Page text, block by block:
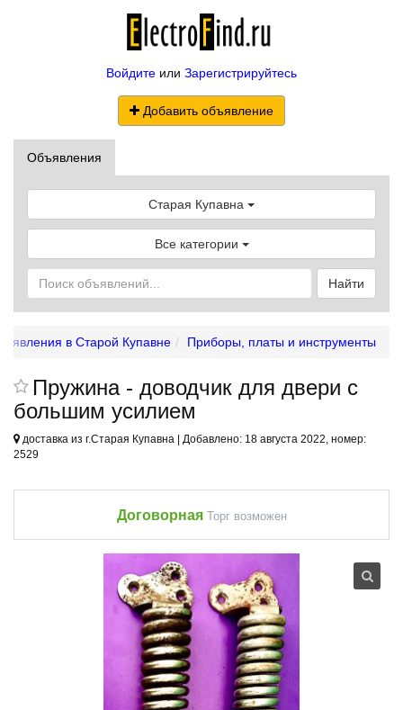
Войдите или Зарегистрируйтесь
Добавить объявление
Объявления
Старая Купавна
Все категории
Найти
в Старой Купавне Приборы, платы и инструменты
Пружина - доводчик для двери с
большим усилием
доставка из г.Старая Купавна | Добавлено: 18 августа 2022, номер:
2529
Договорная Торг возможен